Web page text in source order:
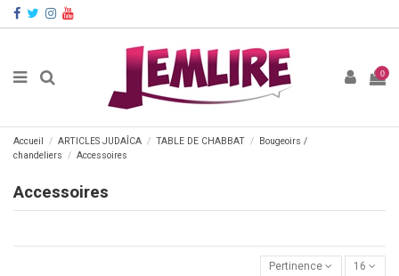
0
Accueil ARTICLES JUDAÎCA TABLE DE CHABBAT
Bougeoirs /
chandeliers
Accessoires
Accessoires
Pertinence 16